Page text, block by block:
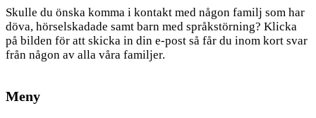
Skulle du önska komma i kontakt med någon familj som har
döva, hörselskadade samt barn med språkstörning? Klicka
på bilden för att skicka in din e-post så får du inom kort svar
från någon av alla våra familjer.
Meny